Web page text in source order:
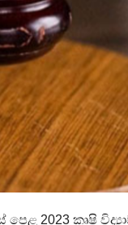
2023 කෘෂි